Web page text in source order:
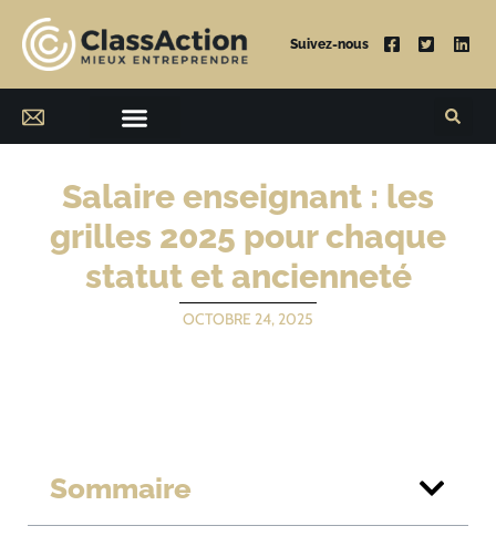
Suivez-nous
Salaire enseignant : les
grilles 2025 pour chaque
statut et ancienneté
OCTOBRE 24, 2025
Sommaire